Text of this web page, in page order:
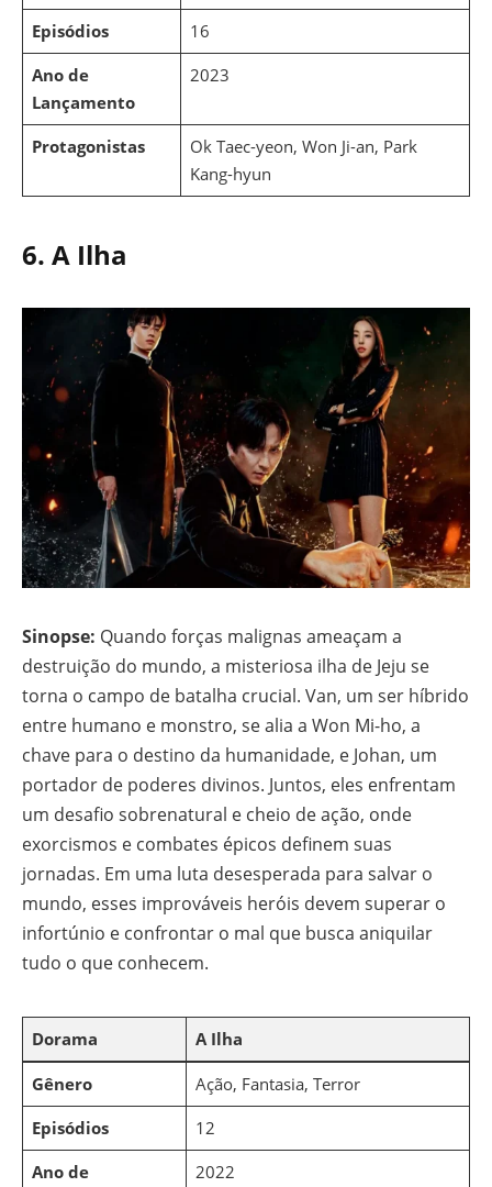
Episódios
16
Ano de
Lançamento
2023
Protagonistas
Ok Taec-yeon, Won Ji-an, Park
Kang-hyun
6. A Ilha
Sinopse: Quando forças malignas ameaçam a
destruição do mundo, a misteriosa ilha de Jeju se
torna o campo de batalha crucial. Van, um ser híbrido
entre humano e monstro, se alia a Won Mi-ho, a
chave para o destino da humanidade, e Johan, um
portador de poderes divinos. Juntos, eles enfrentam
um desafio sobrenatural e cheio de ação, onde
exorcismos e combates épicos definem suas
jornadas. Em uma luta desesperada para salvar o
mundo, esses improváveis heróis devem superar o
infortúnio e confrontar o mal que busca aniquilar
tudo o que conhecem.
Dorama A Ilha
Gênero
Ação, Fantasia, Terror
Episódios
12
Ano de
2022